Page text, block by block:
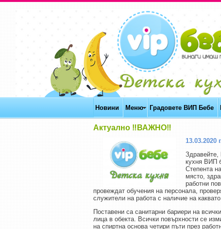
Новини Меню Градовете ВИП Бебе
Актуално ‼️ВАЖНО‼️
13.03.2020
Здравейте,
кухня ВИП
Степента
място,
работни
провеждат обучения на персонала,
служители на работа с наличие на
Поставени са санитарни бариери на
лица в обекта. Всички повърхности се
на спиртна основа четири пъти през